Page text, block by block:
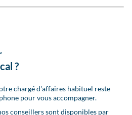
?
chargé d'affaires habituel reste
pour vous accompagner.
conseillers sont disponibles par